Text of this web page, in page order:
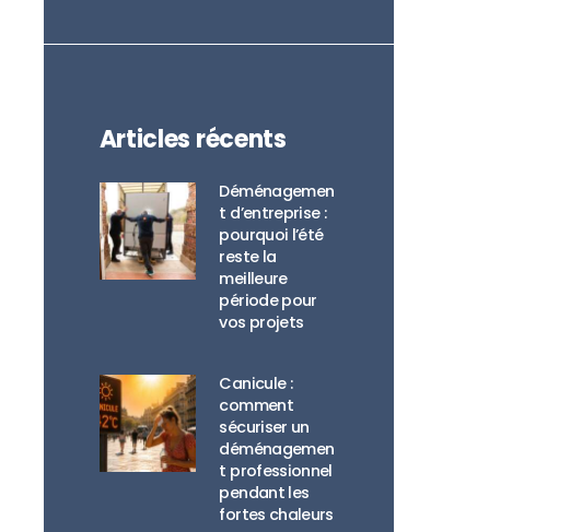
Articles récents
Déménagemen
t d’entreprise :
pourquoi l’été
reste la
meilleure
période pour
vos projets
Canicule :
comment
sécuriser un
déménagemen
t professionnel
pendant les
fortes chaleurs